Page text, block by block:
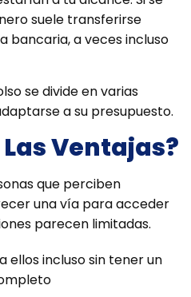
suele transferirse
bancaria, a veces incluso
se divide en varias
a su presupuesto.
Ventajas?
que perciben
una vía para acceder
parecen limitadas.
ellos incluso sin tener un